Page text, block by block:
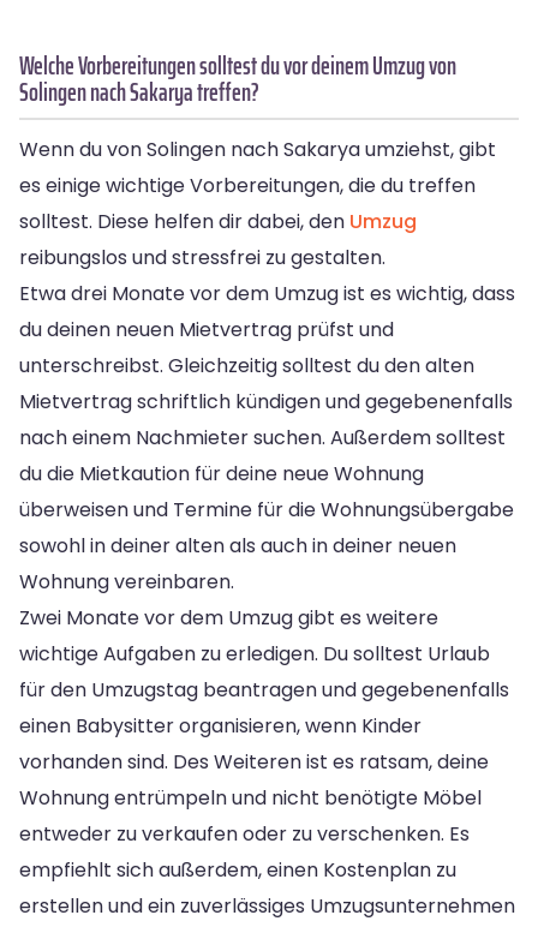
Welche Vorbereitungen solltest du vor deinem Umzug von
Solingen nach Sakarya treffen?
Wenn du von Solingen nach Sakarya umziehst, gibt
es einige wichtige Vorbereitungen, die du treffen
solltest. Diese helfen dir dabei, den Umzug
reibungslos und stressfrei zu gestalten.
Etwa drei Monate vor dem Umzug ist es wichtig, dass
du deinen neuen Mietvertrag prüfst und
unterschreibst. Gleichzeitig solltest du den alten
Mietvertrag schriftlich kündigen und gegebenenfalls
nach einem Nachmieter suchen. Außerdem solltest
du die Mietkaution für deine neue Wohnung
überweisen und Termine für die Wohnungsübergabe
sowohl in deiner alten als auch in deiner neuen
Wohnung vereinbaren.
Zwei Monate vor dem Umzug gibt es weitere
wichtige Aufgaben zu erledigen. Du solltest Urlaub
für den Umzugstag beantragen und gegebenenfalls
einen Babysitter organisieren, wenn Kinder
vorhanden sind. Des Weiteren ist es ratsam, deine
Wohnung entrümpeln und nicht benötigte Möbel
entweder zu verkaufen oder zu verschenken. Es
empfiehlt sich außerdem, einen Kostenplan zu
erstellen und ein zuverlässiges Umzugsunternehmen